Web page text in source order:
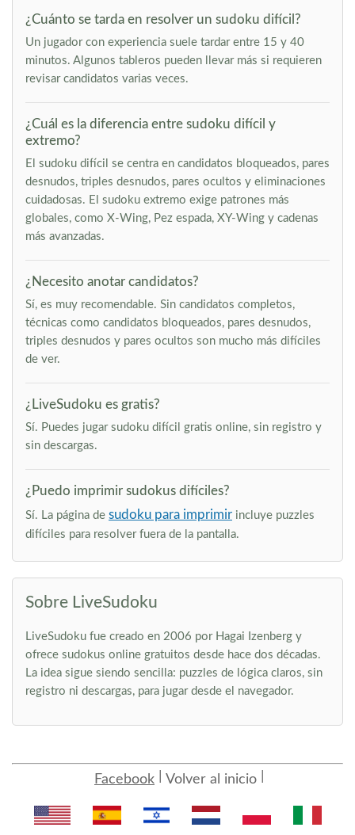
¿Cuánto se tarda en resolver un sudoku difícil?
Un jugador con experiencia suele tardar entre 15 y 40
minutos. Algunos tableros pueden llevar más si requieren
revisar candidatos varias veces.
¿Cuál es la diferencia entre sudoku difícil y
extremo?
El sudoku difícil se centra en candidatos bloqueados, pares
desnudos, triples desnudos, pares ocultos y eliminaciones
cuidadosas. El sudoku extremo exige patrones más
globales, como X-Wing, Pez espada, XY-Wing y cadenas
más avanzadas.
¿Necesito anotar candidatos?
Sí, es muy recomendable. Sin candidatos completos,
técnicas como candidatos bloqueados, pares desnudos,
triples desnudos y pares ocultos son mucho más difíciles
de ver.
¿LiveSudoku es gratis?
Sí. Puedes jugar sudoku difícil gratis online, sin registro y
sin descargas.
¿Puedo imprimir sudokus difíciles?
Sí. La página de sudoku para imprimir incluye puzzles
difíciles para resolver fuera de la pantalla.
Sobre LiveSudoku
LiveSudoku fue creado en 2006 por Hagai Izenberg y
ofrece sudokus online gratuitos desde hace dos décadas.
La idea sigue siendo sencilla: puzzles de lógica claros, sin
registro ni descargas, para jugar desde el navegador.
Facebook Volver al inicio